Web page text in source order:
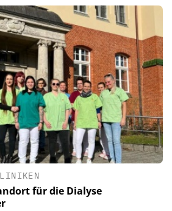
für die Dialyse